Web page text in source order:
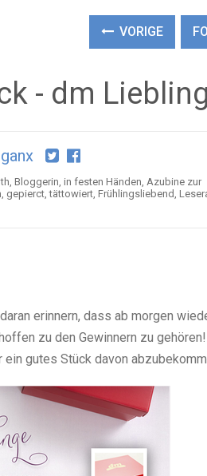
VORIGE
- dm
Bloggerin, in festen Händen, Azubine zur
gepierct, tättowiert, Frühlingsliebend,
erinnern, dass ab morgen
zu den Gewinnern zu
gutes Stück davon